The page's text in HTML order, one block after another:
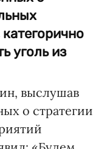
уголь из
выслушав
о стратегии